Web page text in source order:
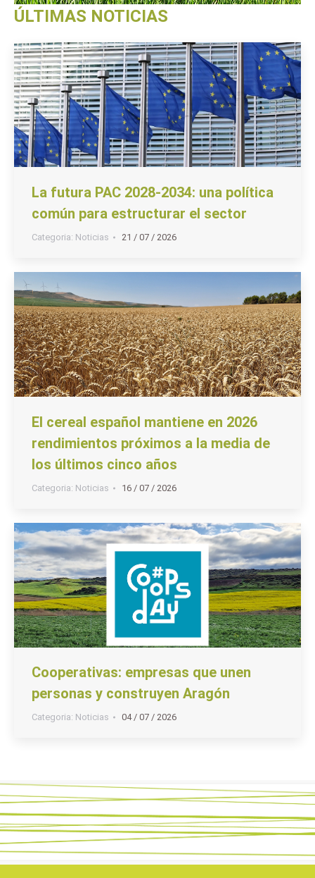
ÚLTIMAS NOTICIAS
La futura PAC 2028-2034: una política
común para estructurar el sector
Categoria: Noticias 21 / 07 / 2026
El cereal español mantiene en 2026
rendimientos próximos a la media de
los últimos cinco años
Categoria: Noticias 16 / 07 / 2026
Cooperativas: empresas que unen
personas y construyen Aragón
Categoria: Noticias 04 / 07 / 2026